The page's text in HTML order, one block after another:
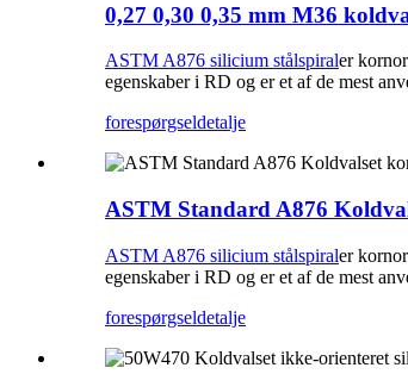
0,27 0,30 0,35 mm M36
ASTM A876 silicium stålspiraler
egenskaber i RD og er et af de mest
forespørgseldetalje
ASTM Standard A876
ASTM A876 silicium stålspiraler
egenskaber i RD og er et af de mest
forespørgseldetalje